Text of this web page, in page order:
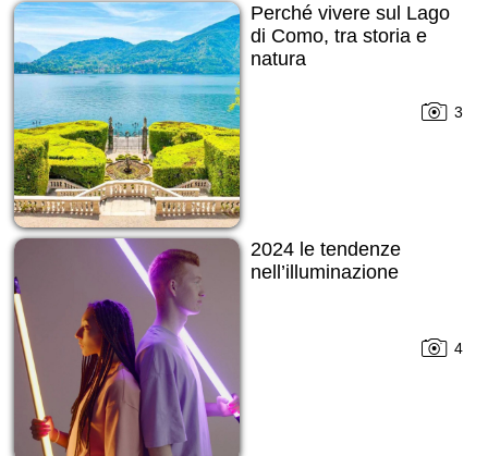
Perché vivere sul Lago
di Como, tra storia e
natura
3
2024 le tendenze
nell’illuminazione
4